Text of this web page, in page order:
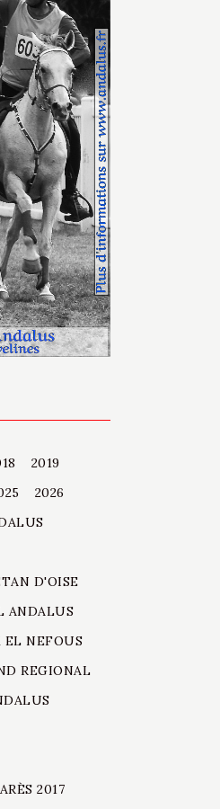
2019
2026
D'OISE
ANDALUS
EL NEFOUS
REGIONAL
2017